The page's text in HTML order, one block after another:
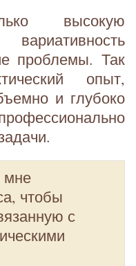
высокую
проблемы. Так
опыт,
и глубоко
мне
чтобы
с